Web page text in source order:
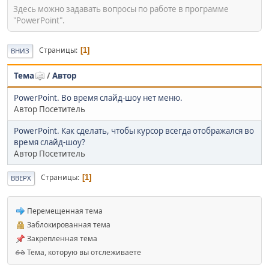
Здесь можно задавать вопросы по работе в программе
"PowerPoint".
ВНИЗ Страницы 1
Тема /Автор
PowerPoint. Во время слайд-шоу нет меню.
Автор Посетитель
PowerPoint. Как сделать, чтобы курсор всегда отображался во
время слайд-шоу?
Автор Посетитель
ВВЕРХ Страницы 1
Перемещенная тема
Заблокированная тема
Закрепленная тема
Тема, которую вы отслеживаете